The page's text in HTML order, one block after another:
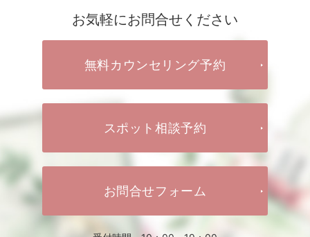
お気軽にお問合せください
無料カウンセリング予約
スポット相談予約
お問合せフォーム